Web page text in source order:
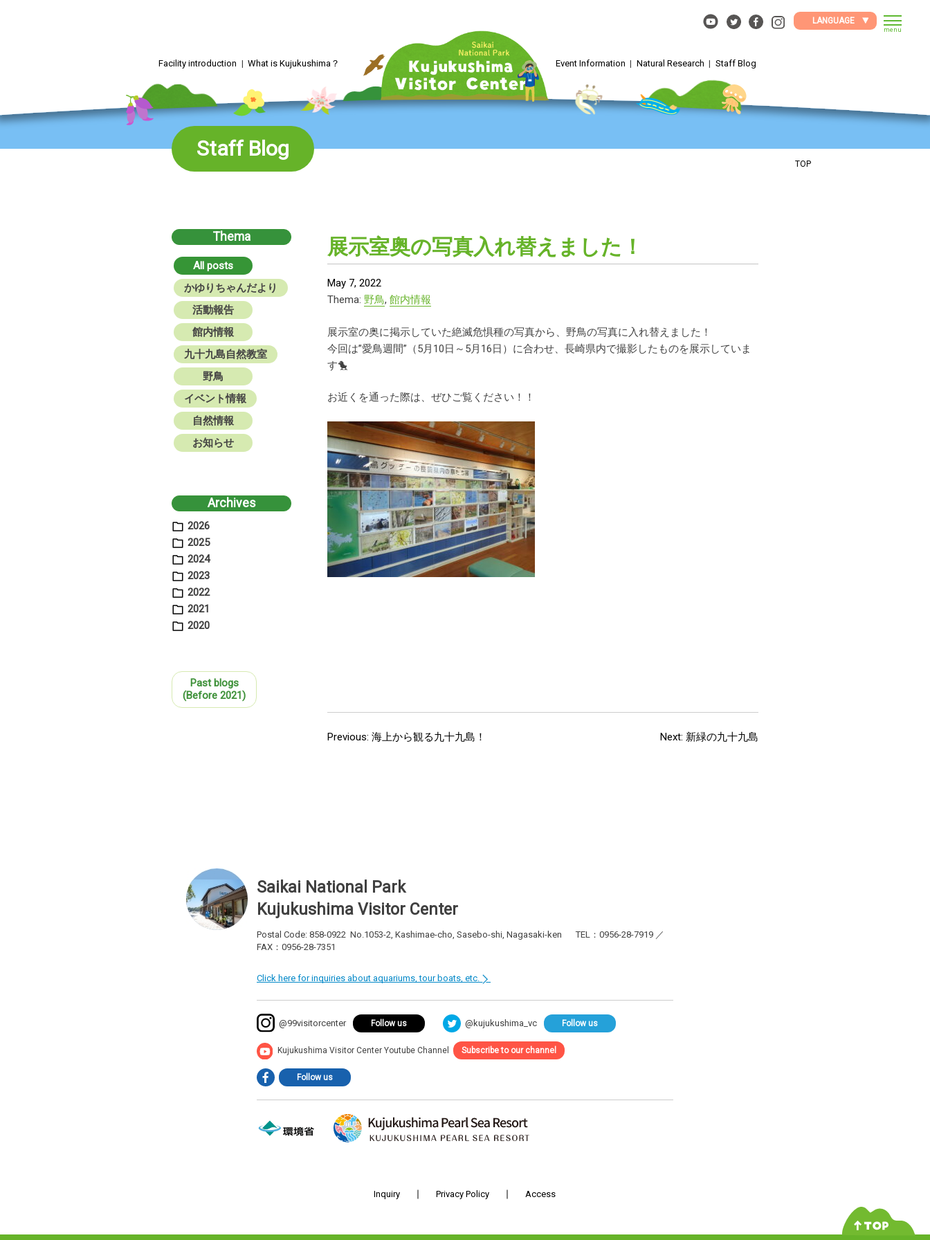
Facility introduction What is Kujukushima？ Event Information Natural Research Staff Blog
LANGUAGE
menu
TOP
Staff Blog
展示室奥の写真入れ替えました！
May 7, 2022
Thema: 野鳥, 館内情報
展示室の奥に掲示していた絶滅危惧種の写真から、野鳥の写真に入れ替えました！
今回は”愛鳥週間”（5月10日～5月16日）に合わせ、長崎県内で撮影したものを展示していま
す🐤
お近くを通った際は、ぜひご覧ください！！
Post
Previous: 海上から観る九十九島！ Next: 新緑の九十九島
Thema
All posts
かゆりちゃんだより
活動報告
館内情報
九十九島自然教室
野鳥
イベント情報
自然情報
お知らせ
Archives
2026
2025
2024
2023
2022
2021
2020
Past blogs
(Before 2021)
Saikai National Park
Kujukushima Visitor Center
Postal Code: 858-0922 No.1053-2, Kashimae-cho, Sasebo-shi, Nagasaki-ken
TEL：0956-28-7919 ／
FAX：0956-28-7351
Click here for inquiries about aquariums, tour boats, etc.
@99visitorcenter Follow us @kujukushima_vc Follow us
Kujukushima Visitor Center Youtube Channel Subscribe to our channel
Follow us
Inquiry Privacy Policy Access